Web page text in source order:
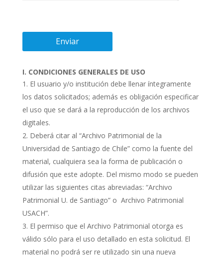
I. CONDICIONES GENERALES DE USO
El usuario y/o institución debe llenar íntegramente
los datos solicitados; además es obligación especificar
el uso que se dará a la reproducción de los archivos
digitales.
Deberá citar al “Archivo Patrimonial de la
Universidad de Santiago de Chile” como la fuente del
material, cualquiera sea la forma de publicación o
difusión que este adopte. Del mismo modo se pueden
utilizar las siguientes citas abreviadas: “Archivo
Patrimonial U. de Santiago” o Archivo Patrimonial
USACH”.
El permiso que el Archivo Patrimonial otorga es
válido sólo para el uso detallado en esta solicitud. El
material no podrá ser re utilizado sin una nueva